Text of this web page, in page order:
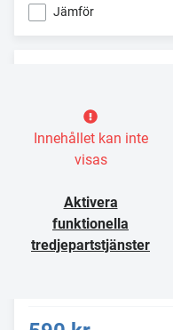
Jämför
Innehållet kan inte
visas
Aktivera
funktionella
tredjepartstjänster